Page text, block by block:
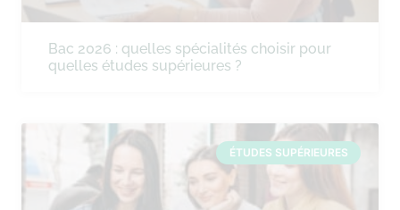
Bac 2026 : quelles spécialités choisir pour
quelles études supérieures ?
ÉTUDES SUPÉRIEURES